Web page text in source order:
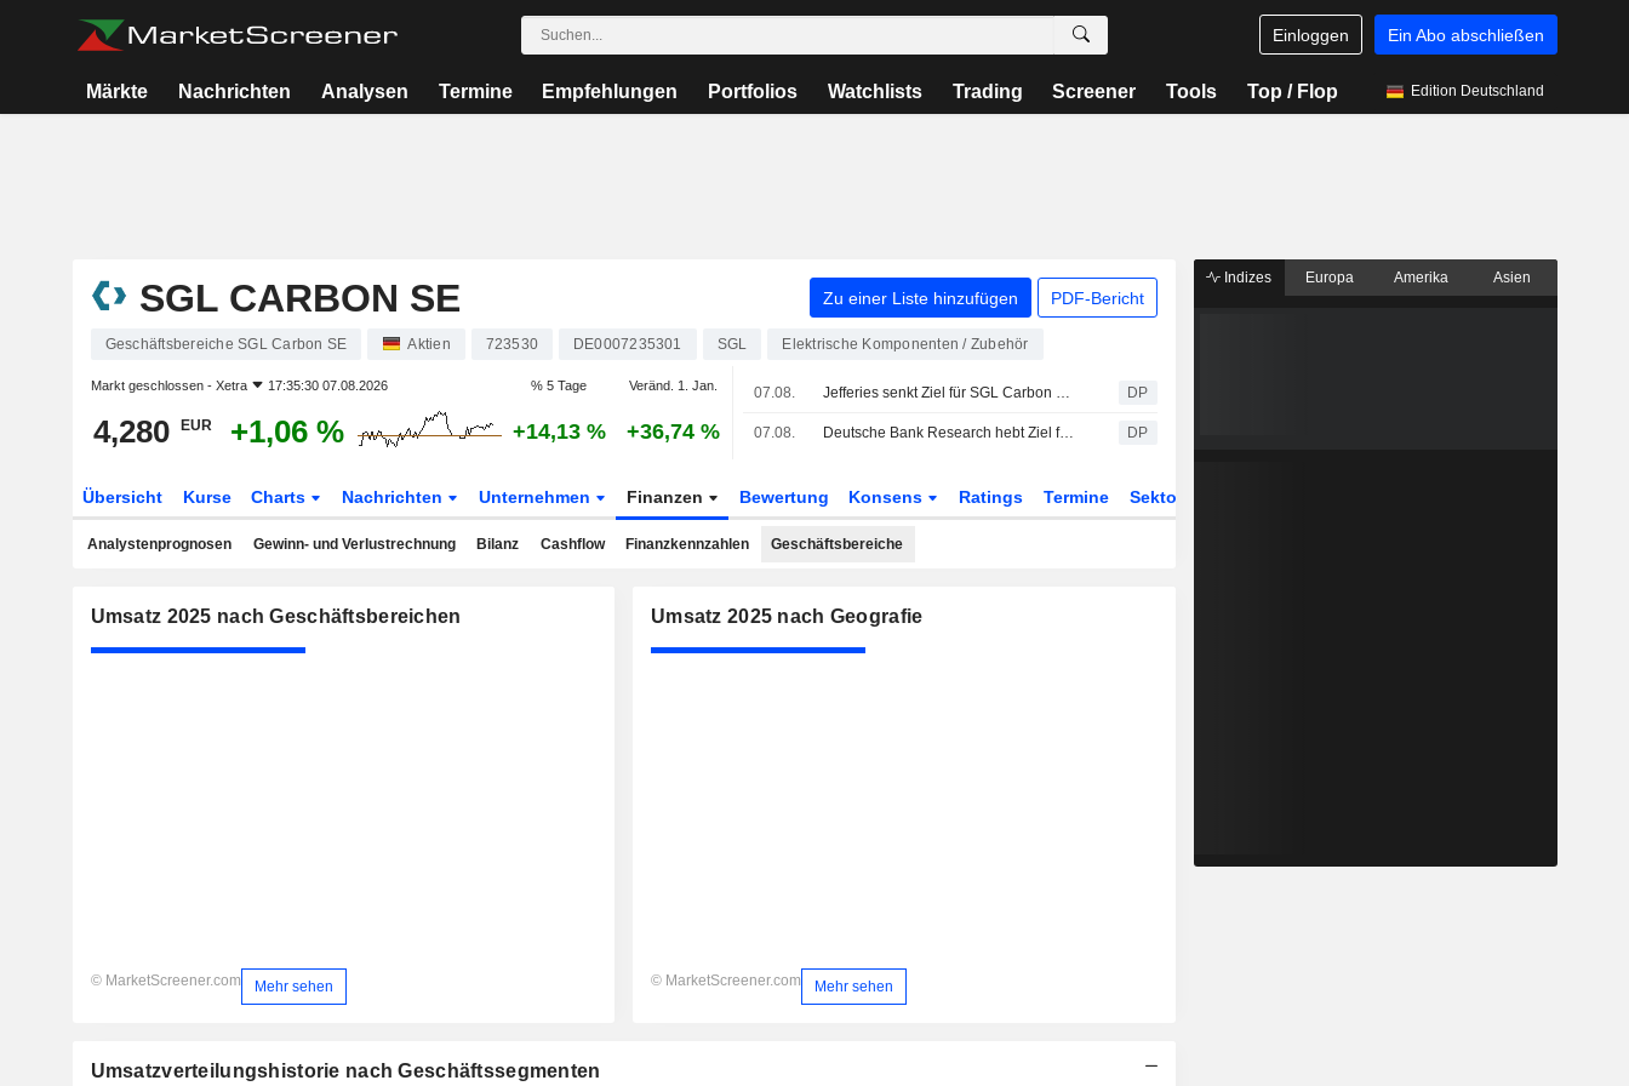
Einloggen Ein Abo abschließen
Märkte Nachrichten Analysen Termine Empfehlungen Portfolios Watchlists Trading Screener Tools Top / Flop Edition Deutschland
SGL CARBON SE Zu einer Liste hinzufügen PDF-Bericht
Geschäftsbereiche SGL Carbon SE Aktien 723530 DE0007235301 SGL Elektrische Komponenten / Zubehör
Markt geschlossen - Xetra 17:35:30 07.08.2026 % 5 Tage Veränd. 1. Jan.
4,280 EUR +1,06 % +14,13 % +36,74 %
07.08. Jefferies senkt Ziel für SGL Carbon auf 4,80 Euro - 'Hold' DP
07.08. Deutsche Bank Research hebt Ziel für SGL Carbon - 'Hold' DP
Übersicht Kurse Charts Nachrichten Unternehmen Finanzen Bewertung Konsens Ratings Termine Sektor
Analystenprognosen Gewinn- und Verlustrechnung Bilanz Cashflow Finanzkennzahlen Geschäftsbereiche
Umsatz 2025 nach Geschäftsbereichen
© MarketScreener.com Mehr sehen
Umsatz 2025 nach Geografie
© MarketScreener.com Mehr sehen
Umsatzverteilungshistorie nach Geschäftssegmenten
Indizes Europa Amerika Asien